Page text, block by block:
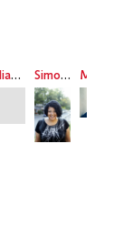
Julian Nida-Rümelin Simone Dede Ayivi